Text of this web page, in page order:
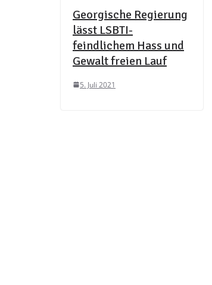
Georgische Regierung
lässt LSBTI-
feindlichem Hass und
Gewalt freien Lauf
5. Juli 2021